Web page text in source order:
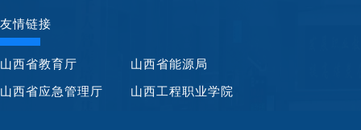
友情链接
山西省教育厅 山西省能源局
山西省应急管理厅 山西工程职业学院